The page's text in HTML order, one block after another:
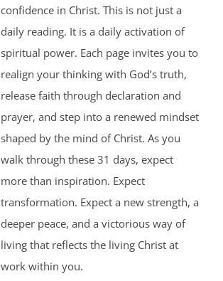
confidence in Christ. This is not just a
daily reading. It is a daily activation of
spiritual power. Each page invites you to
realign your thinking with God’s truth,
release faith through declaration and
prayer, and step into a renewed mindset
shaped by the mind of Christ. As you
walk through these 31 days, expect
more than inspiration. Expect
transformation. Expect a new strength, a
deeper peace, and a victorious way of
living that reflects the living Christ at
work within you.